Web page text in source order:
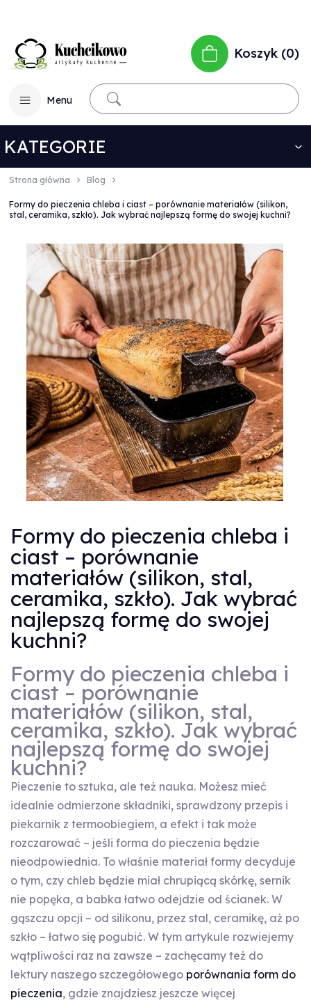
Menu
Koszyk 0
KATEGORIE
Strona główna Blog
Formy do pieczenia chleba i ciast – porównanie materiałów (silikon,
stal, ceramika, szkło). Jak wybrać najlepszą formę do swojej kuchni?
Formy do pieczenia chleba i
ciast – porównanie
materiałów (silikon, stal,
ceramika, szkło). Jak wybrać
najlepszą formę do swojej
kuchni?
Formy do pieczenia chleba i
ciast – porównanie
materiałów (silikon, stal,
ceramika, szkło). Jak wybrać
najlepszą formę do swojej
kuchni?
Pieczenie to sztuka, ale też nauka. Możesz mieć
idealnie odmierzone składniki, sprawdzony przepis i
piekarnik z termoobiegiem, a efekt i tak może
rozczarować – jeśli forma do pieczenia będzie
nieodpowiednia. To właśnie materiał formy decyduje
o tym, czy chleb będzie miał chrupiącą skórkę, sernik
nie popęka, a babka łatwo odejdzie od ścianek. W
gąszczu opcji – od silikonu, przez stal, ceramikę, aż po
szkło – łatwo się pogubić. W tym artykule rozwiejemy
wątpliwości raz na zawsze – zachęcamy też do
lektury naszego szczegółowego porównania form do
pieczenia, gdzie znajdziesz jeszcze więcej